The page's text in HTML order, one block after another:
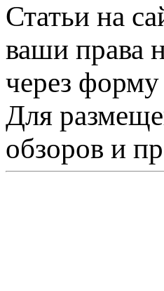
Статьи на
ваши права
через
Для
обзоров и